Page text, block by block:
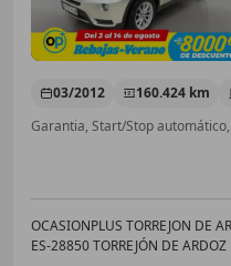
03/2012 160.424 km
OCASIONPLUS TORREJON DE
ES-28850 TORREJÓN DE ARDOZ